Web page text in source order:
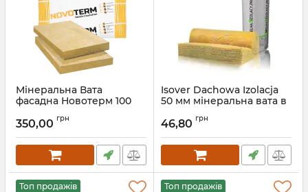
Мінеральна Вата
фасадна Новотерм 100
350,00 грн
Isover Dachowa Izolacja
50 мм мінеральна вата в
даху Ізовер
Артикул: 5901644641176
46,80 грн
Топ продажів
Топ продажів